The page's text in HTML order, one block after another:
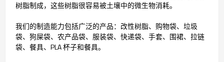
树脂制成，这些树脂很容易被土壤中的微生物消耗。
我们的制造能力包括广泛的产品：改性树脂、购物袋、垃圾
袋、狗屎袋、农产品袋、服装袋、快递袋、手套、围裙、拉链
袋、餐具、PLA 杯子和餐具。